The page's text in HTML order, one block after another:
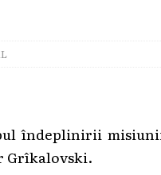
îndeplinirii
Grîkalovski.